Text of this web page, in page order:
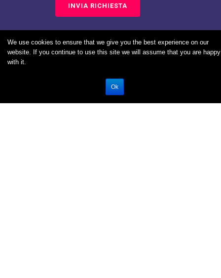
We use cookies to ensure that we give you the best experience on our
website. If you continue to use this site we will assume that you are happy
with it.
Ok